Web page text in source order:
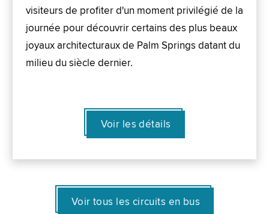
visiteurs de profiter d'un moment privilégié de la
journée pour découvrir certains des plus beaux
joyaux architecturaux de Palm Springs datant du
milieu du siècle dernier.
Voir les détails
Voir tous les circuits en bus